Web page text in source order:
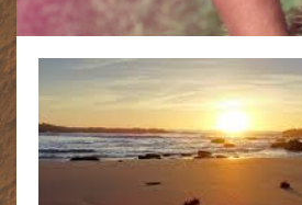
Glückskinder 2025
Glückskinder 2024
Glückskinder 2023
Notfall-Hunde
Notfall-Hunde - Adoptiert